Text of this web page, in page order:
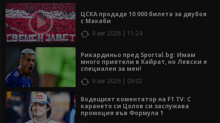
ЦСКА продаде 10 000 билета за двубоя
с Макаби
9 авг 2026 | 11:24
Рикардиньо пред Sportal.bg: Имам
много приятели в Кайрат, но Левски е
специален за мен!
9 авг 2026 | 09:02
Водещият коментатор на F1 TV: С
карането си Цолов си заслужава
промоция във Формула 1